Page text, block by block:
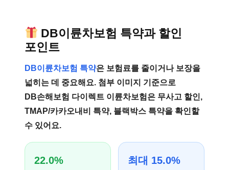
DB이륜차보험 특약과 할인
포인트
DB이륜차보험 특약은 보험료를 줄이거나 보장을
넓히는 데 중요해요. 첨부 이미지 기준으로
DB손해보험 다이렉트 이륜차보험은 무사고 할인,
TMAP/카카오내비 특약, 블랙박스 특약을 확인할
수 있어요.
22.0% 최대 15.0%